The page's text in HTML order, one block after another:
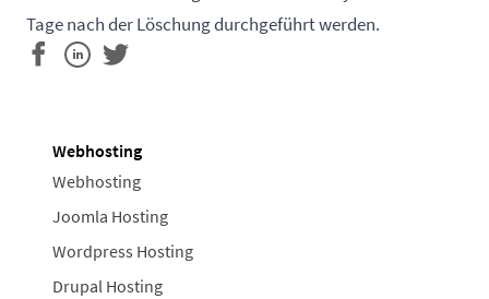
Tage nach der Löschung durchgeführt werden.
Webhosting
Webhosting
Joomla Hosting
Wordpress Hosting
Drupal Hosting